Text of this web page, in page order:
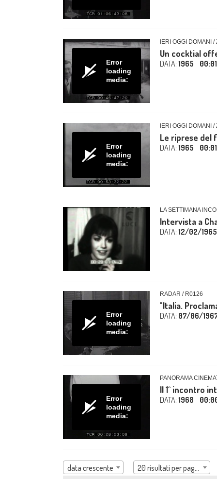
Error
loading
media:
IERI OGGI DOMANI
Un cocktial
DATA: 1965
Error
loading
media:
IERI OGGI DOMANI
Le riprese del
DATA: 1965
LA SETTIMANA
Intervista a
DATA: 12/02/1965
Error
loading
media:
RADAR / R0126
"Italia.
DATA: 07/06/
Error
loading
media:
PANORAMA
Il 1^ incontro
DATA: 1968
data crescente
20 risultati per pagina